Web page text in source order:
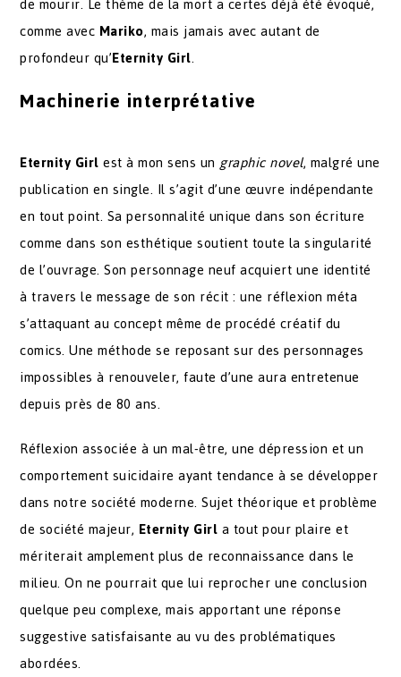
comme avec Mariko, mais jamais avec autant de
profondeur qu’Eternity Girl.
Machinerie interprétative
Eternity Girlest à mon sens ungraphic novel, malgré une
publication en single. Il s’agit d’une œuvre indépendante
en tout point. Sa personnalité unique dans son écriture
comme dans son esthétique soutient toute la singularité
de l’ouvrage. Son personnage neuf acquiert une identité
à travers le message de son récit : une réflexion méta
s’attaquant au concept même de procédé créatif du
comics. Une méthode se reposant sur des personnages
impossibles à renouveler, faute d’une aura entretenue
depuis près de 80 ans.
Réflexion associée à un mal-être, une dépression et un
comportement suicidaire ayant tendance à se développer
dans notre société moderne. Sujet théorique et problème
de société majeur, Eternity Girla tout pour plaire et
mériterait amplement plus de reconnaissance dans le
milieu. On ne pourrait que lui reprocher une conclusion
quelque peu complexe, mais apportant une réponse
suggestive satisfaisante au vu des problématiques
abordées.